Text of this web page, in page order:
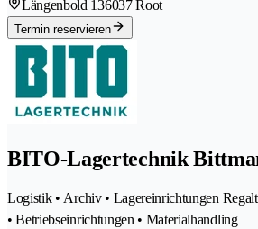
Längenbold 136037 Root
Termin reservieren
BITO-Lagertechnik
Logistik • Archiv • Lagereinrichtungen
• Betriebseinrichtungen • Materialhandling